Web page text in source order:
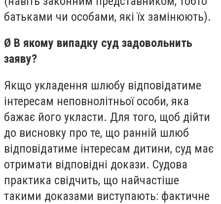
батьками чи особами, які їх замінюють).
Ø В якому випадку суд задовольнить
заяву?
Якщо укладення шлюбу відповідатиме
інтересам неповнолітньої особи, яка
бажає його укласти. Для того, щоб дійти
до висновку про те, що ранній шлюб
відповідатиме інтересам дитини, суд має
отримати відповідні докази. Судова
практика свідчить, що найчастіше
такими доказами виступають: фактичне